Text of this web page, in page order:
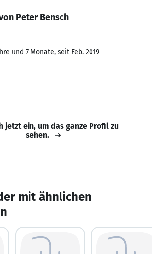
Peter Bensch
und 7 Monate, seit Feb. 2019
jetzt ein, um das ganze Profil zu
sehen.
mit ähnlichen